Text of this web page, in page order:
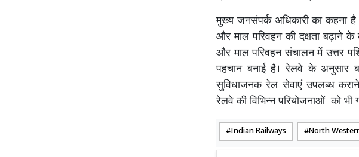
मुख्य जनसंपर्क अधिकारी का कहना
और माल परिवहन की दक्षता बढ़ाने
और माल परिवहन संचालन में उत्तर
पहचान बनाई है। रेलवे के अनुसार
सुविधाजनक रेल सेवाएं उपलब्ध
रेलवे की विभिन्न परियोजनाओं को भी
Indian Railways North